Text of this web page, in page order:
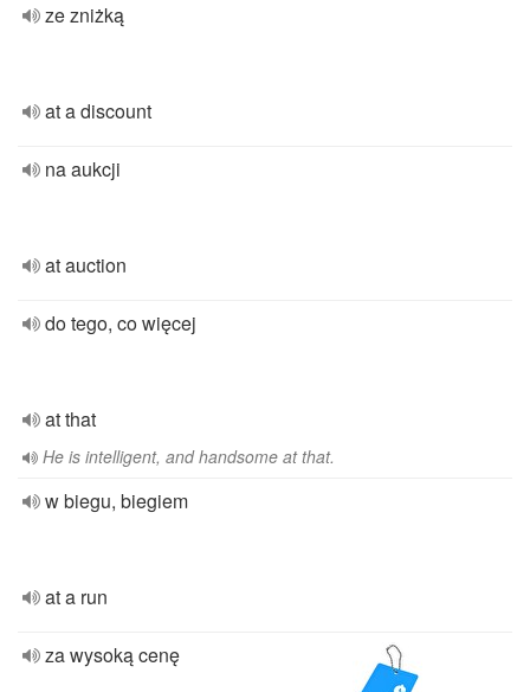
ze zniżką
at a discount
na aukcji
at auction
do tego, co więcej
at that
He is intelligent, and handsome at that.
w biegu, biegiem
at a run
za wysoką cenę